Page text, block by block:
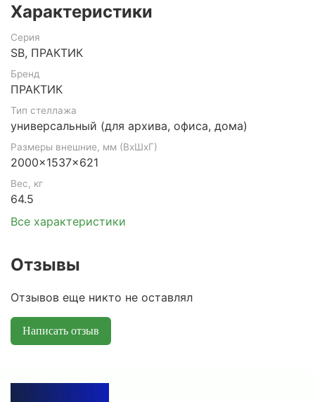
Характеристики
Серия
SB, ПРАКТИК
Бренд
ПРАКТИК
Тип стеллажа
универсальный (для архива, офиса, дома)
Размеры внешние, мм (ВхШхГ)
2000x1537x621
Вес, кг
64.5
Все характеристики
Отзывы
Отзывов еще никто не оставлял
Написать отзыв